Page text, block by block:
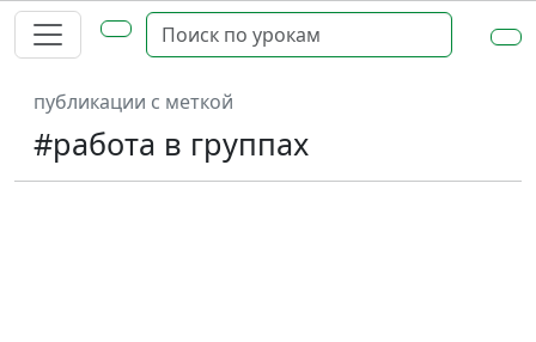
публикации с меткой
#работа в группах